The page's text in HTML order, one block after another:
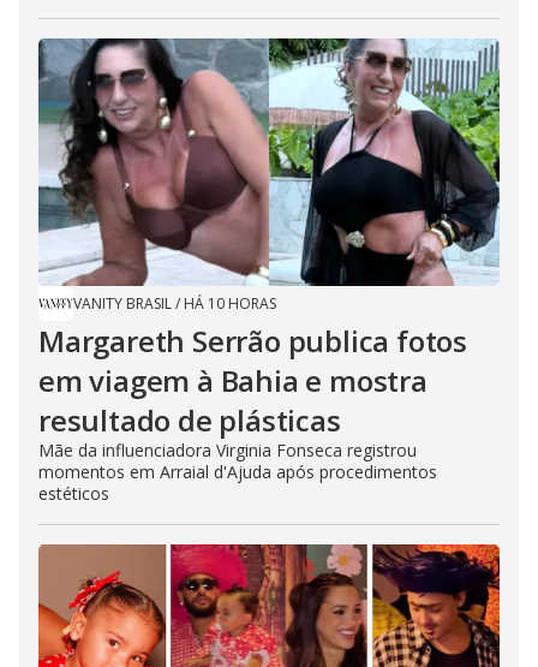
VANITY BRASIL/ HÁ 10 HORAS
Margareth Serrão publica fotos
em viagem à Bahia e mostra
resultado de plásticas
Mãe da influenciadora Virginia Fonseca registrou
momentos em Arraial d'Ajuda após procedimentos
estéticos